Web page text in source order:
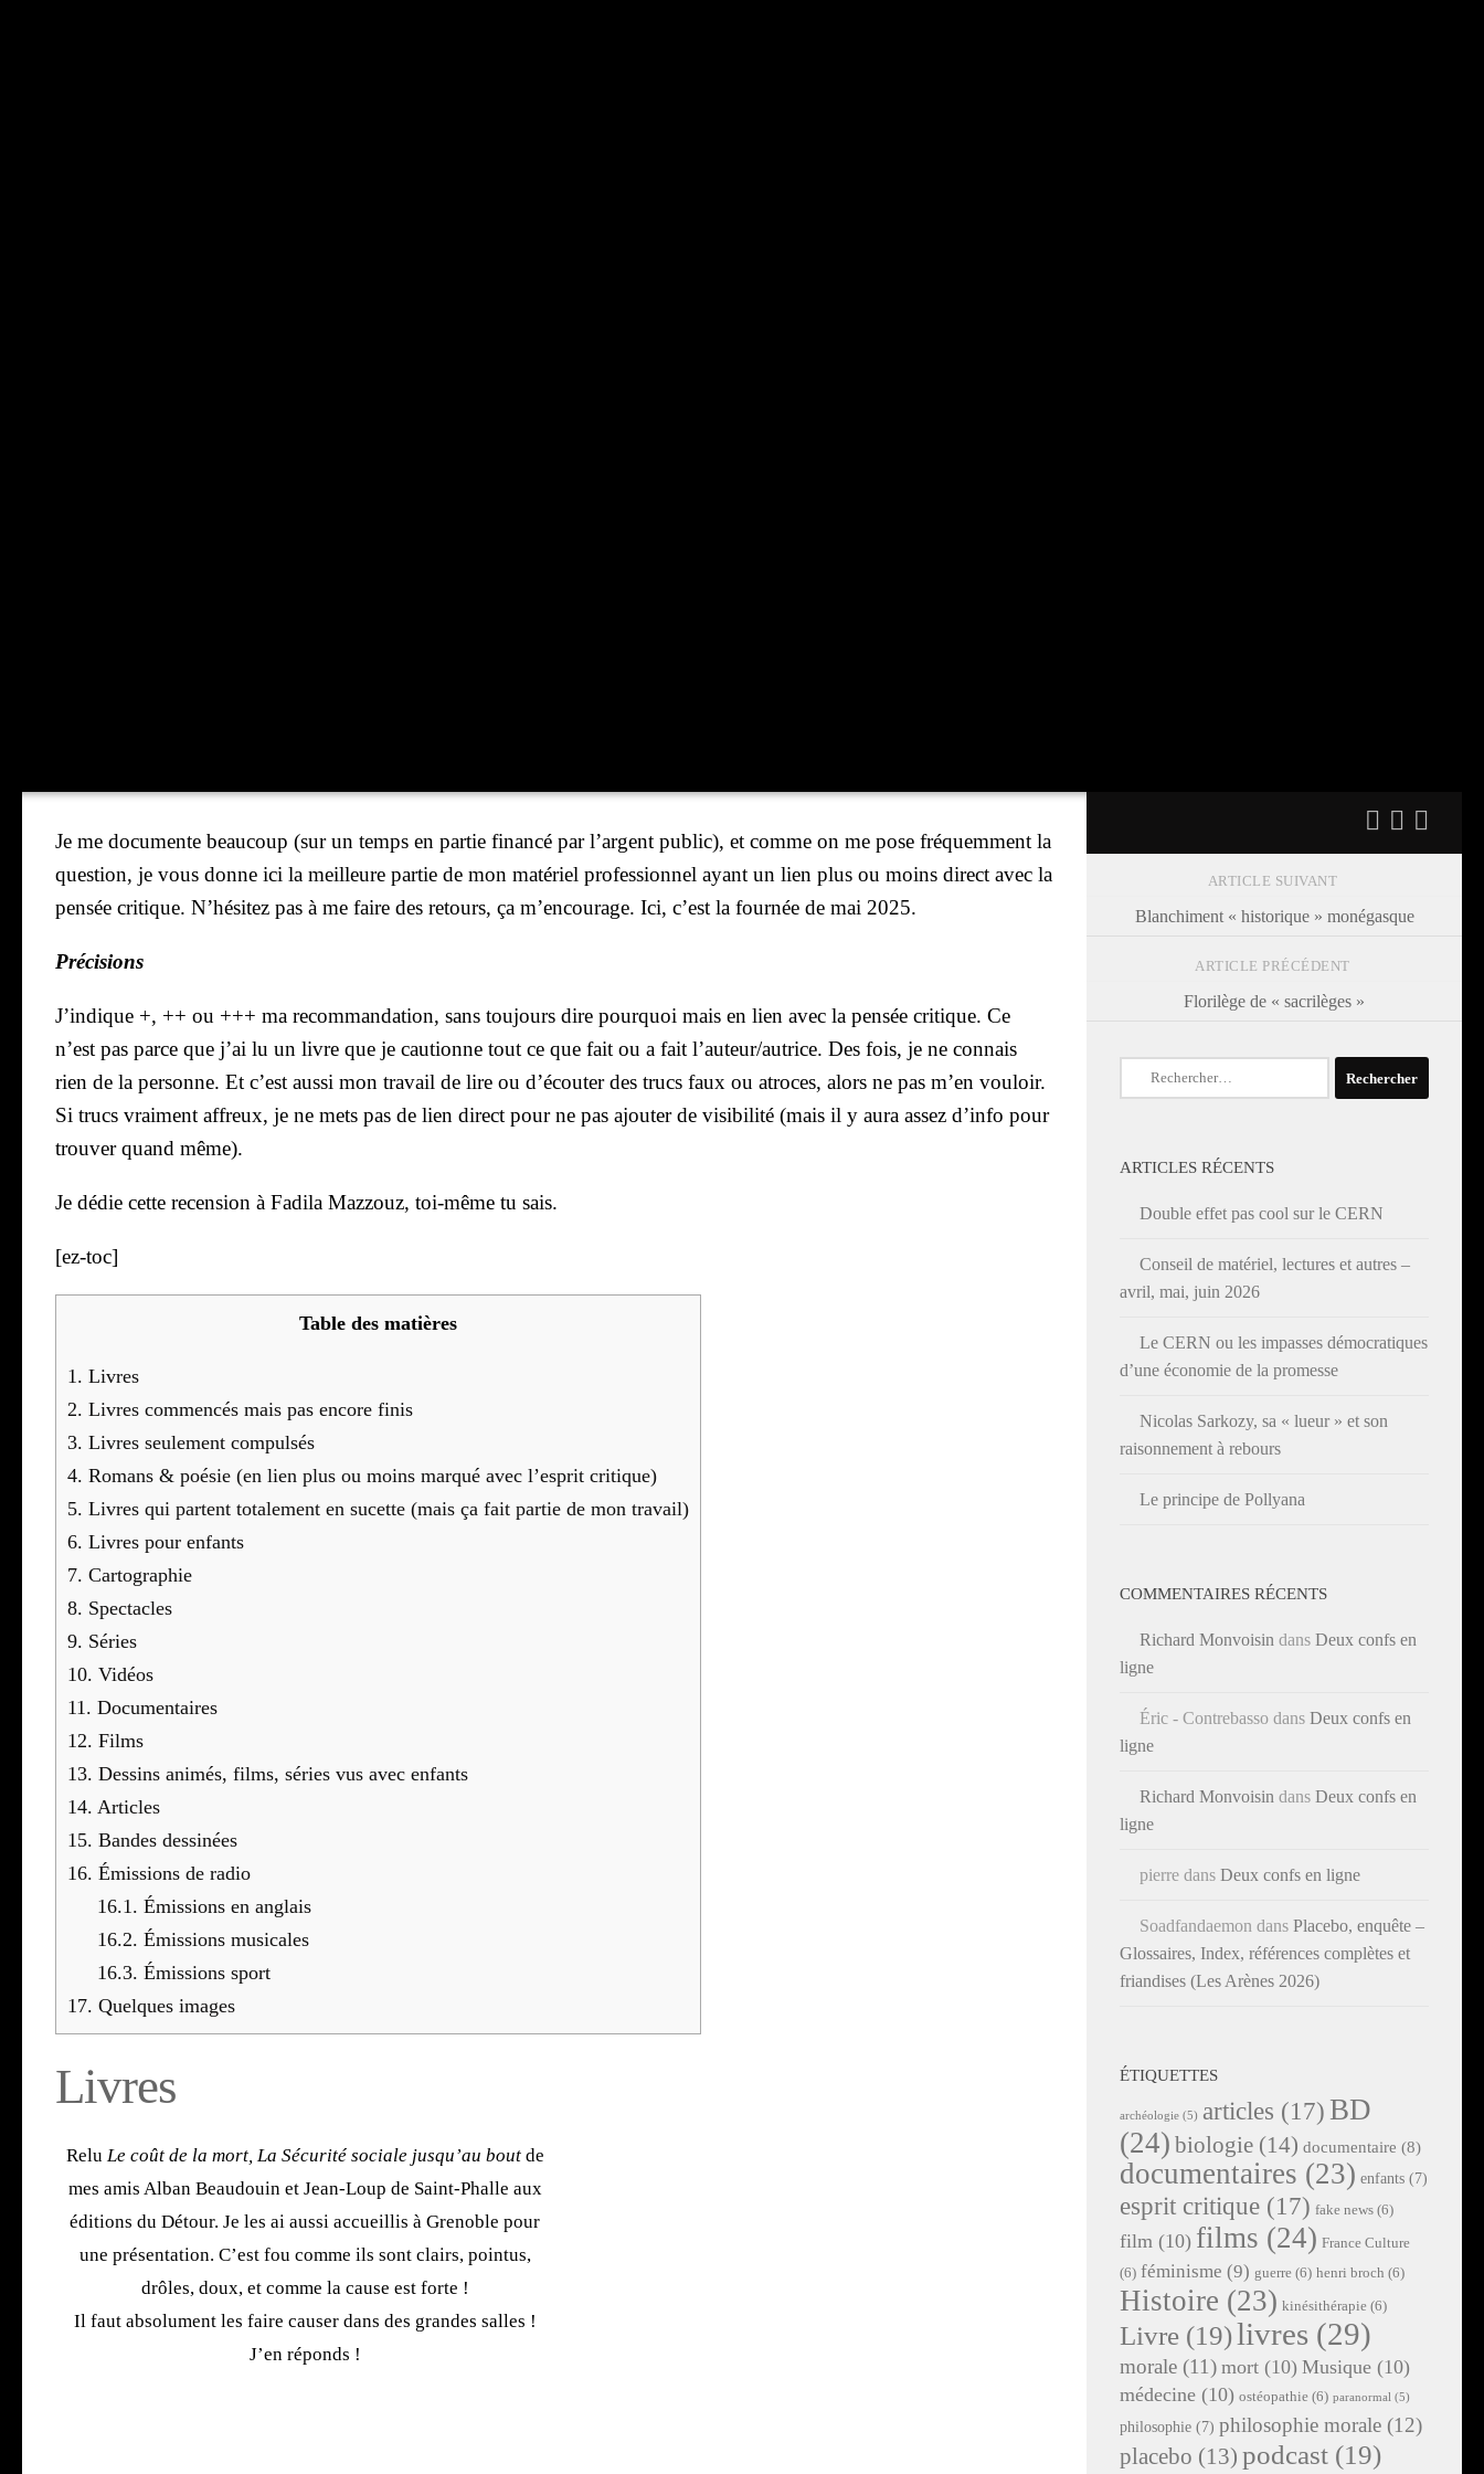
Je me docu­mente beau­coup (sur un temps en par­tie finan­cé par l’argent public), et comme on me pose fré­quem­ment la
ques­tion, je vous donne ici la meilleure par­tie de mon maté­riel pro­fes­sion­nel ayant un lien plus ou moins direct avec la
pen­sée cri­tique. N’hé­si­tez pas à me faire des retours, ça m’en­cou­rage. Ici, c’est la four­née de mai 2025.
Pré­ci­sions
J’in­dique +, ++ ou +++ ma recom­man­da­tion, sans tou­jours dire pour­quoi mais en lien avec la pen­sée cri­tique. Ce
n’est pas parce que j’ai lu un livre que je cau­tionne tout ce que fait ou a fait l’auteur/autrice. Des fois, je ne connais
rien de la per­sonne. Et c’est aus­si mon tra­vail de lire ou d’é­cou­ter des trucs faux ou atroces, alors ne pas m’en vou­loir.
Si trucs vrai­ment affreux, je ne mets pas de lien direct pour ne pas ajou­ter de visi­bi­li­té (mais il y aura assez d’in­fo pour
trou­ver quand même).
Je dédie cette recen­sion à Fadi­la Maz­zouz, toi-même tu sais.
[ez-toc]
Table des matières
1. Livres
2. Livres com­men­cés mais pas encore finis
3. Livres seule­ment com­pul­sés
4. Romans & poé­sie (en lien plus ou moins mar­qué avec l’es­prit cri­tique)
5. Livres qui partent tota­le­ment en sucette (mais ça fait par­tie de mon tra­vail)
6. Livres pour enfants
7. Car­to­gra­phie
8. Spec­tacles
9. Séries
10. Vidéos
11. Docu­men­taires
12. Films
13. Des­sins ani­més, films, séries vus avec enfants
14. Articles
15. Bandes des­si­nées
16. Émis­sions de radio
16.1. Émis­sions en anglais
16.2. Émis­sions musi­cales
16.3. Émis­sions sport
17. Quelques images
Livres
Relu Le coût de la mort, La Sécu­ri­té sociale jus­qu’au boutde
mes amis Alban Beau­douin et Jean-Loup de Saint-Phalle aux
édi­tions du Détour. Je les ai aus­si accueillis à Gre­noble pour
une pré­sen­ta­tion. C’est fou comme ils sont clairs, poin­tus,
drôles, doux, et comme la cause est forte !
Il faut abso­lu­ment les faire cau­ser dans des grandes salles !
J’en réponds !
ARTICLE SUIVANT
Blanchiment « historique » monégasque
ARTICLE PRÉCÉDENT
Florilège de « sacrilèges »
Rechercher :
ARTICLES RÉCENTS
Double effet pas cool sur le CERN
Conseil de matériel, lectures et autres –
avril, mai, juin 2026
Le CERN ou les impasses démocratiques
d’une économie de la promesse
Nicolas Sarkozy, sa « lueur » et son
raisonnement à rebours
Le principe de Pollyana
COMMENTAIRES RÉCENTS
Richard Monvoisin dans Deux confs en
ligne
Éric - Contrebasso dans Deux confs en
ligne
Richard Monvoisin dans Deux confs en
ligne
pierre dans Deux confs en ligne
Soadfandaemon dans Placebo, enquête –
Glossaires, Index, références complètes et
friandises (Les Arènes 2026)
ÉTIQUETTES
archéologie (5) articles (17) BD
(24) biologie (14) documentaire (8)
documentaires (23) enfants (7)
esprit critique (17) fake news (6)
film (10) films (24) France Culture
(6) féminisme (9) guerre (6) henri broch (6)
Histoire (23) kinésithérapie (6)
Livre (19)livres (29)
morale (11) mort (10) Musique (10)
médecine (10) ostéopathie (6) paranormal (5)
philosophie (7) philosophie morale (12)
placebo (13) podcast (19)